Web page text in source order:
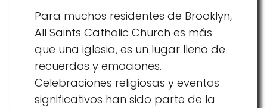
Para muchos residentes de Brooklyn,
All Saints Catholic Church es más
que una iglesia, es un lugar lleno de
recuerdos y emociones.
Celebraciones religiosas y eventos
significativos han sido parte de la